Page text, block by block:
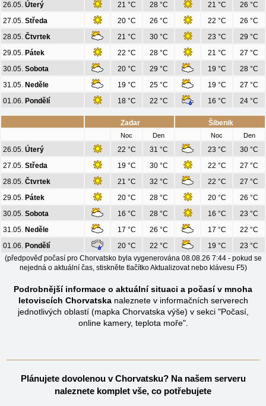
26.05. Úterý 21 °C 28 °C 21 °C
26 °C
27.05. Středa 20 °C 26 °C 22 °C
26 °C
28.05. Čtvrtek 21 °C 30 °C 23 °C
29 °C
29.05. Pátek 22 °C 28 °C 21 °C
27 °C
30.05. Sobota 20 °C 29 °C 19 °C
28 °C
31.05. Neděle 19 °C 25 °C 19 °C
27 °C
01.06. Pondělí 18 °C 22 °C 16 °C 24 °C
Zadar Šibenik
Noc Den Noc Den
26.05. Úterý 22 °C 31 °C 23 °C
30 °C
27.05. Středa 19 °C 30 °C 22 °C
27 °C
28.05. Čtvrtek 21 °C 32 °C 22 °C
27 °C
29.05. Pátek 20 °C 28 °C 20 °C
26 °C
30.05. Sobota 16 °C 28 °C 16 °C
23 °C
31.05. Neděle 17 °C 26 °C 17 °C
22 °C
01.06. Pondělí 20 °C 22 °C 19 °C
23 °C
(předpověď počasí pro Chorvatsko byla vygenerována 08.08.26 7:44 - pokud se
nejedná o aktuální čas, stiskněte tlačítko Aktualizovat nebo klávesu F5)
Podrobnější informace o aktuální situaci a počasí v mnoha
letoviscích Chorvatskanaleznete v informačních serverech
jednotlivých oblastí (mapka Chorvatska výše) v sekci "Počasí,
online kamery, teplota moře".
Plánujete dovolenou v Chorvatsku? Na našem serveru
naleznete komplet vše, co potřebujete